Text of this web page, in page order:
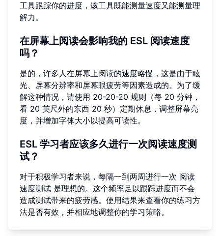
工具跟踪你的进度，该工具既能测量速度又能测量理
解力。
在屏幕上阅读会影响我的 ESL 阅读速度
吗？
是的，许多人在屏幕上阅读的速度略慢，这是由于眩
光、屏幕分辨率和屏幕眼疲劳等因素造成的。为了缓
解这种情况，请使用 20-20-20 规则（每 20 分钟，
看 20 英尺外的东西 20 秒）定期休息，调整屏幕亮
度，并增加字体大小以提高可读性。
ESL 学习者应该多久进行一次阅读速度测
试？
对于积极学习者来说，每隔一到两周进行一次 阅读
速度测试 是理想的。这个频率足以跟踪进度而不会
造成测试带来的疲劳感。使用结果来查看你的练习方
法是否有效，并相应地调整你的学习策略。